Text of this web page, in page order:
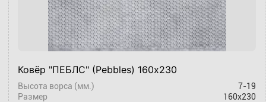
Ковёр "ПЕБЛС" (Pebbles) 160х230
Высота ворса (мм.)
7-19
Размер
160x230